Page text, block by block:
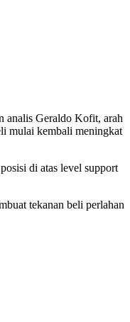
analis Geraldo Kofit, arah
mulai kembali meningkat
di atas level support
tekanan beli perlahan